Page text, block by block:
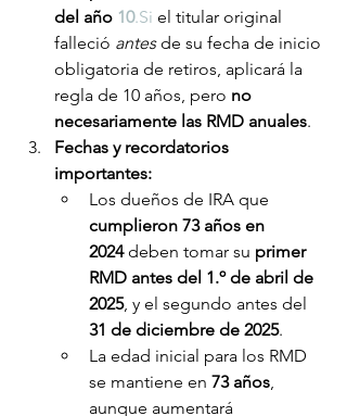
del año 10.Si el titular original
falleció antes de su fecha de inicio
obligatoria de retiros, aplicará la
regla de 10 años, pero no
necesariamente las RMD anuales.
Fechas y recordatorios
importantes:
Los dueños de IRA que
cumplieron 73 años en
2024 deben tomar su primer
RMD antes del 1.º de abril de
2025, y el segundo antes del
31 de diciembre de 2025.
La edad inicial para los RMD
se mantiene en 73 años
aunque aumentará